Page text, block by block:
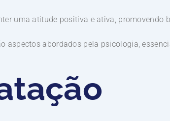
uma atitude positiva e ativa, promovendo
aspectos abordados pela psicologia,